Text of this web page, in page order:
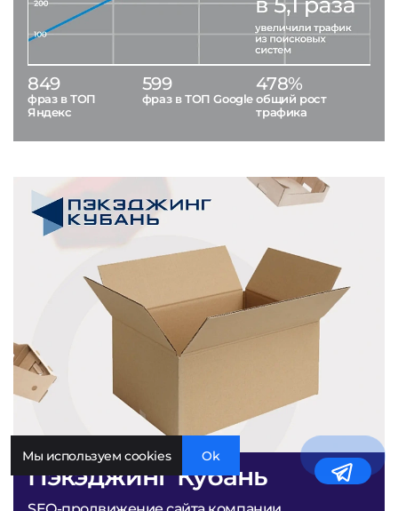
Пэкэджинг Кубань
849
фраз в ТОП
Яндекс
599
фраз в ТОП Google
478%
общий рост
трафика
Мы используем cookies Ok